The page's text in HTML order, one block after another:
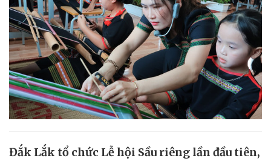
Đắk Lắk tổ chức Lễ hội Sầu riêng lần đầu tiên,